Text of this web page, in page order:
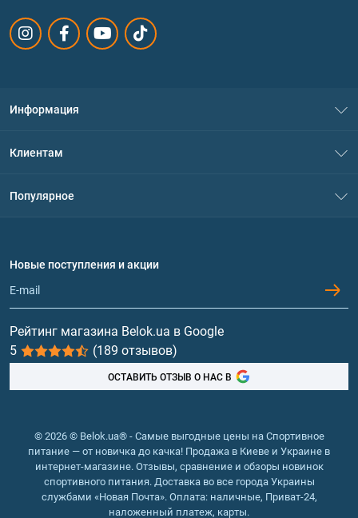
Информация
Политика конфиденциальности
Обмен и возврат
Клиентам
Популярное
Протеин
Гейнеры
Витамины и минералы
Рыбий жир, жирные кислоты
Новые поступления и акции
Рейтинг магазина Belok.ua в Google
5
(189 отзывов)
ОСТАВИТЬ ОТЗЫВ О НАС В
© 2026 © Belok.ua® - Самые выгодные цены на Спортивное
питание — от новичка до качка! Продажа в Киеве и Украине в
интернет-магазине. Отзывы, сравнение и обзоры новинок
спортивного питания. Доставка во все города Украины
службами «Новая Почта». Оплата: наличные, Приват-24,
наложенный платеж, карты.